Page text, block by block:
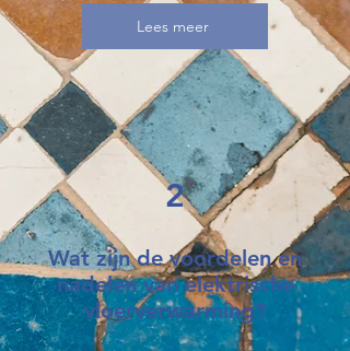
Lees meer
2
Wat zijn de voordelen en
nadelen van elektrische
vloerverwarming?